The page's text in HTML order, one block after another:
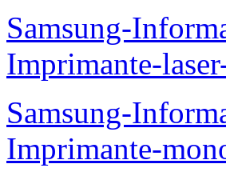
Samsung-
Imprimante-
Samsung-
Imprimante-